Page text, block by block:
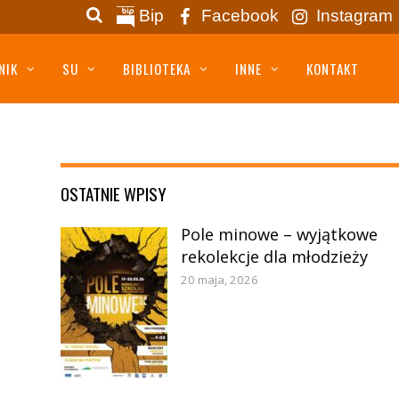
Bip Facebook Instagram
SU BIBLIOTEKA INNE KONTAKT
OSTATNIE WPISY
Pole minowe – wyjątkowe
rekolekcje dla młodzieży
20 maja, 2026